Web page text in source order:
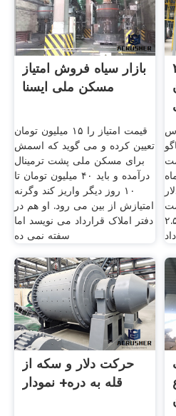
بازار سیاه فروش امتیاز
مسکن ملی ایسنا
قیمت امتیاز را ۱۵ میلیون تومان
تعیین کرده و می گوید که اسمش
برای مسکن ملی پشت ترمینال
درآمده و باید ۴۰ میلیون تومان تا
۱۰ روز دیگر واریز کند وگرنه
امتیازش از بین می رود. او هم در
دفتر املاک قرارداد می نویسد اما
سفته نمی ده
به ۱۸۸۸.۷ دلار
در هفته گذشته ۲.۵
حرکت دلار و سکه از
قله به دره+ نمودار